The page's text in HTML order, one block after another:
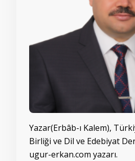
Yazar(Erbâb-ı Kalem),
Birliği ve Dil ve Edebiyat
ugur-erkan.com yazarı.